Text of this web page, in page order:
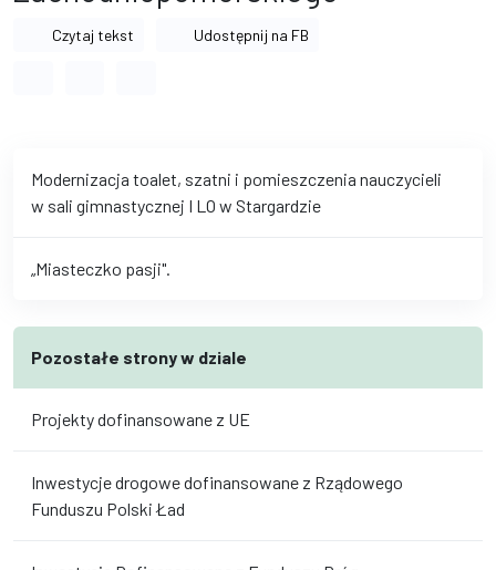
Czytaj tekst Udostępnij na FB
Modernizacja toalet, szatni i pomieszczenia nauczycieli
w sali gimnastycznej I LO w Stargardzie
„Miasteczko pasji".
Pozostałe strony w dziale
Projekty dofinansowane z UE
Inwestycje drogowe dofinansowane z Rządowego
Funduszu Polski Ład